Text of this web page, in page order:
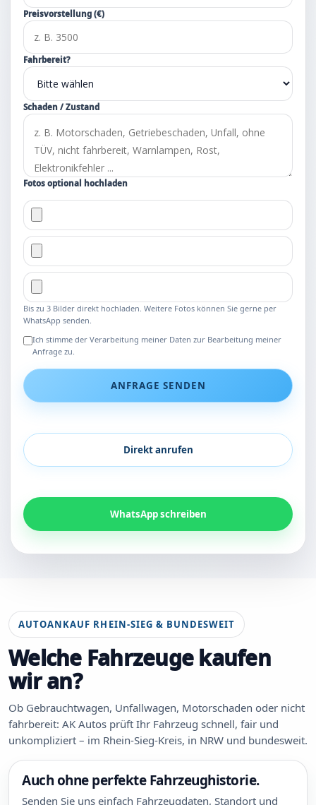
Preisvorstellung (€)
Fahrbereit?
Schaden / Zustand
Fotos optional hochladen
Bis zu 3 Bilder direkt hochladen. Weitere Fotos können Sie gerne per
WhatsApp senden.
Ich stimme der Verarbeitung meiner Daten zur Bearbeitung meiner
Anfrage zu.
ANFRAGE SENDEN
Direkt anrufen
WhatsApp schreiben
AUTOANKAUF RHEIN-SIEG & BUNDESWEIT
Welche Fahrzeuge kaufen
wir an?
Ob Gebrauchtwagen, Unfallwagen, Motorschaden oder nicht
fahrbereit: AK Autos prüft Ihr Fahrzeug schnell, fair und
unkompliziert – im Rhein-Sieg-Kreis, in NRW und bundesweit.
Auch ohne perfekte Fahrzeughistorie.
Senden Sie uns einfach Fahrzeugdaten, Standort und